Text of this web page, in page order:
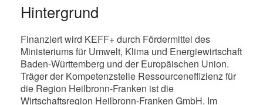
Hintergrund
Finanziert wird KEFF+ durch Fördermittel des
Ministeriums für Umwelt, Klima und Energiewirtschaft
Baden-Württemberg und der Europäischen Union.
Träger der Kompetenzstelle Ressourceneffizienz für
die Region Heilbronn-Franken ist die
Wirtschaftsregion Heilbronn-Franken GmbH. Im